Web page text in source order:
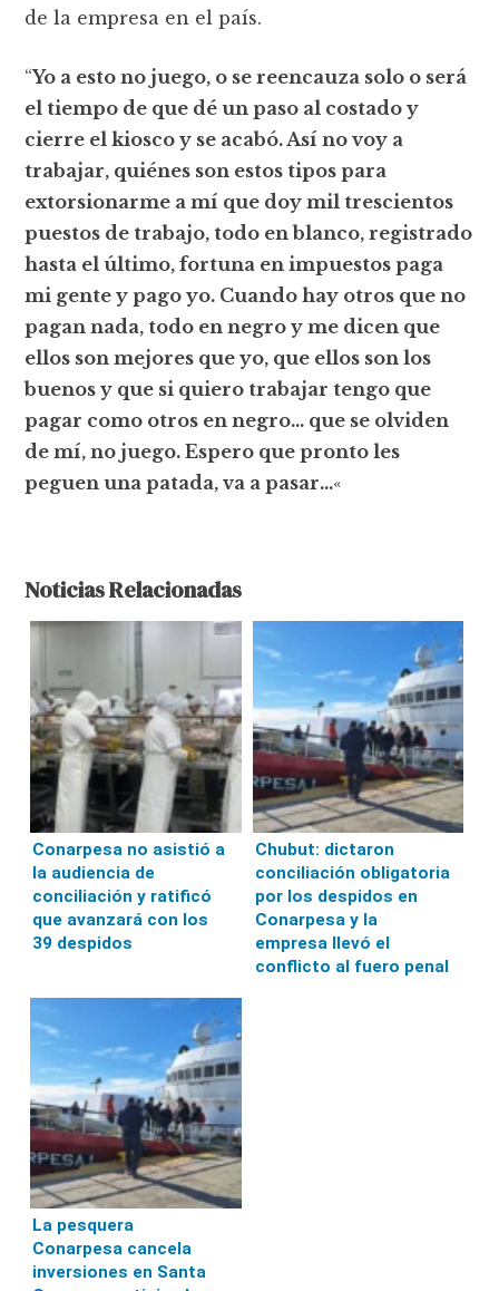
de la empresa en el país.
“Yo a esto no juego, o se reencauza solo o será
el tiempo de que dé un paso al costado y
cierre el kiosco y se acabó. Así no voy a
trabajar, quiénes son estos tipos para
extorsionarme a mí que doy mil trescientos
puestos de trabajo, todo en blanco, registrado
hasta el último, fortuna en impuestos paga
mi gente y pago yo. Cuando hay otros que no
pagan nada, todo en negro y me dicen que
ellos son mejores que yo, que ellos son los
buenos y que si quiero trabajar tengo que
pagar como otros en negro… que se olviden
de mí, no juego. Espero que pronto les
peguen una patada, va a pasar…«
Noticias Relacionadas
Conarpesa no asistió a
la audiencia de
conciliación y ratificó
que avanzará con los
39 despidos
Chubut: dictaron
conciliación obligatoria
por los despidos en
Conarpesa y la
empresa llevó el
conflicto al fuero penal
La pesquera
Conarpesa cancela
inversiones en Santa